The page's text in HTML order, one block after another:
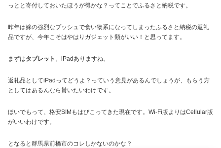
っとと寄付しておいたほうが得かな？ってことでふるさと納税です。
昨年は嫁の強烈なプッシュで食い物系になってしまったふるさと納税の返礼
品ですが、今年こそはやはりガジェット類がいい！と思ってます。
まずはタブレット 。iPadありますね。
返礼品としてiPadってどうよ？っていう意見があるんでしょうが、もらう方
としてはあるんなら貰いたいわけです。
ほいでもって、格安SIMもはびこってきた現在です。Wi-Fi版よりはCellular版
がいいわけです。
となると群馬県前橋市のコレしかないのかな？